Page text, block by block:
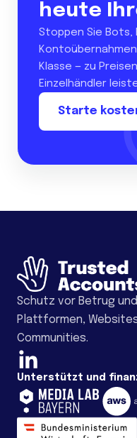
heute
Stoppen Sie Bots,
Klasse — zu
Einzelhändler
Starte
Schutz vor Betrug
Plattformen,
Communities.
Unterstützt und